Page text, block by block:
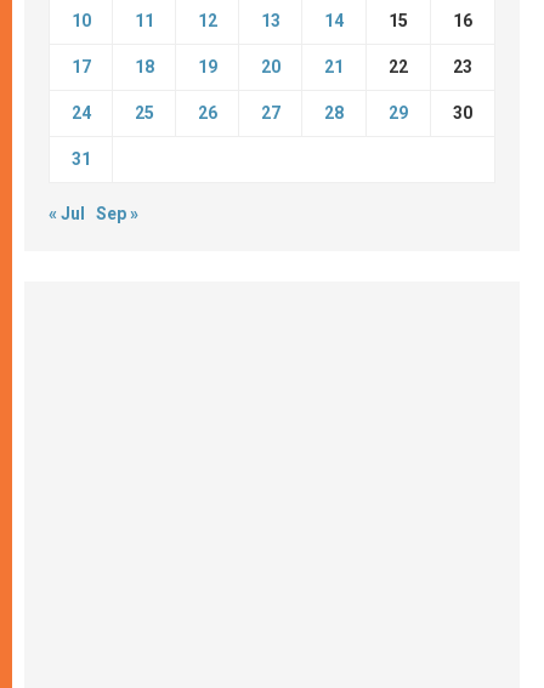
10 11 12 13 14 15 16
17 18 19 20 21 22 23
24 25 26 27 28 29 30
31
« Jul Sep »